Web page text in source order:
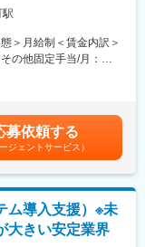
のみ
ピープルマネジメン
メント業務に専念頂き
必要資格取得、現場業
。また、治験を受けて
向き合う仕事です。
関から「ありがとう」
ひとしおです。
定などを、院内の治験
の定める事業所
＞月給制＜賃金内訳＞
の他固定手当/月：
（6月、12月）／昇
（秋季賞与）支給の場
割増賃金は別途支給
を通じて上下する可能
た表記です。
募依頼する
ージェントサービス）
ム導入支援）※未
大きい安定業界